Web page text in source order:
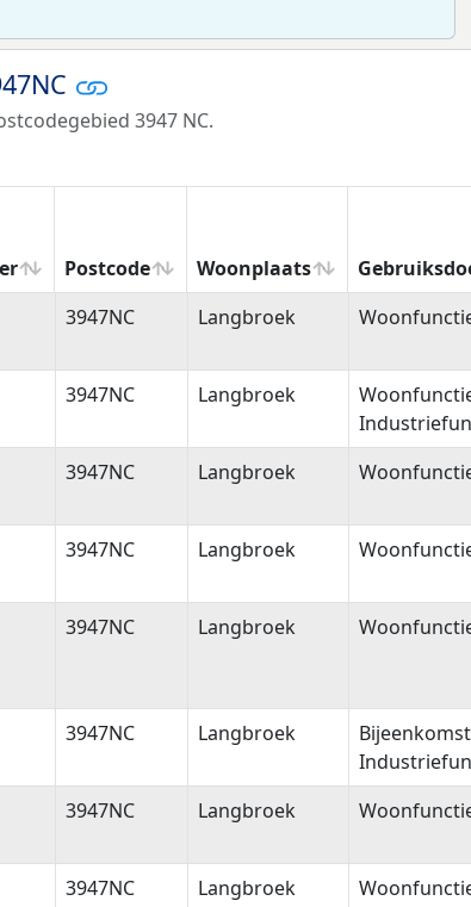
3947 NC.
Postcode Woonplaats
Postcode Woonplaats
3947NC Langbroek
3947NC Langbroek
3947NC Langbroek
3947NC Langbroek
3947NC Langbroek
3947NC Langbroek
3947NC Langbroek
3947NC Langbroek